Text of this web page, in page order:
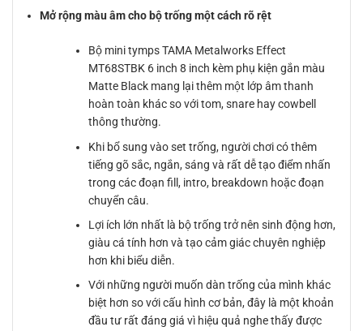
Mở rộng màu âm cho bộ trống một cách rõ rệt
Bộ mini tymps TAMA Metalworks Effect
MT68STBK 6 inch 8 inch kèm phụ kiện gắn màu
Matte Black mang lại thêm một lớp âm thanh
hoàn toàn khác so với tom, snare hay cowbell
thông thường.
Khi bổ sung vào set trống, người chơi có thêm
tiếng gõ sắc, ngắn, sáng và rất dễ tạo điểm nhấn
trong các đoạn fill, intro, breakdown hoặc đoạn
chuyển câu.
Lợi ích lớn nhất là bộ trống trở nên sinh động hơn,
giàu cá tính hơn và tạo cảm giác chuyên nghiệp
hơn khi biểu diễn.
Với những người muốn dàn trống của mình khác
biệt hơn so với cấu hình cơ bản, đây là một khoản
đầu tư rất đáng giá vì hiệu quả nghe thấy được